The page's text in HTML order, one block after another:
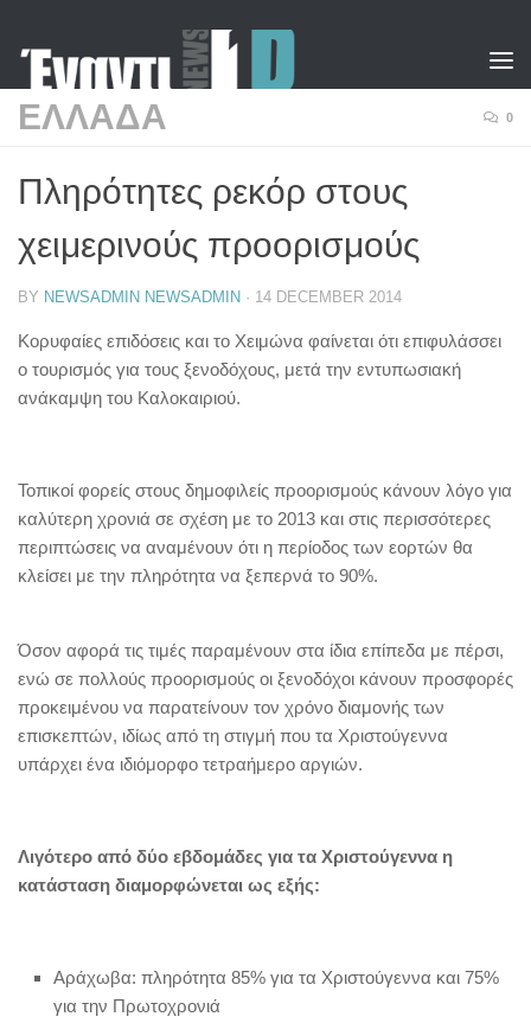
ΕΛΛΑΔΑ 0
Πληρότητες ρεκόρ στους
χειμερινούς προορισμούς
BY NEWSADMIN NEWSADMIN · 14 DECEMBER 2014
Κορυφαίες επιδόσεις και το Χειμώνα φαίνεται ότι επιφυλάσσει
ο τουρισμός για τους ξενοδόχους, μετά την εντυπωσιακή
ανάκαμψη του Καλοκαιριού.
Τοπικοί φορείς στους δημοφιλείς προορισμούς κάνουν λόγο για
καλύτερη χρονιά σε σχέση με το 2013 και στις περισσότερες
περιπτώσεις να αναμένουν ότι η περίοδος των εορτών θα
κλείσει με την πληρότητα να ξεπερνά το 90%.
Όσον αφορά τις τιμές παραμένουν στα ίδια επίπεδα με πέρσι,
ενώ σε πολλούς προορισμούς οι ξενοδόχοι κάνουν προσφορές
προκειμένου να παρατείνουν τον χρόνο διαμονής των
επισκεπτών, ιδίως από τη στιγμή που τα Xριστούγεννα
υπάρχει ένα ιδιόμορφο τετραήμερο αργιών.
Λιγότερο από δύο εβδομάδες για τα Xριστούγεννα η
κατάσταση διαμορφώνεται ως εξής:
Aράχωβα: πληρότητα 85% για τα Xριστούγεννα και 75%
για την Πρωτοχρονιά